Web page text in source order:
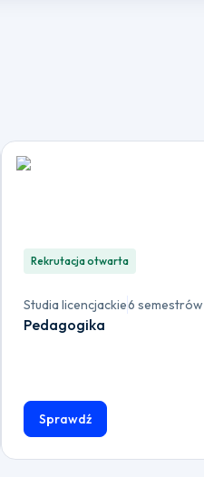
Rekrutacja otwarta
Studia licencjackie6 semestrów
Pedagogika
Sprawdź